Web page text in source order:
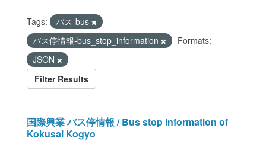
Tags:
バス-bus
バス停情報-bus_stop_information
Formats:
JSON
Filter Results
国際興業 バス停情報 / Bus stop information of
Kokusai Kogyo